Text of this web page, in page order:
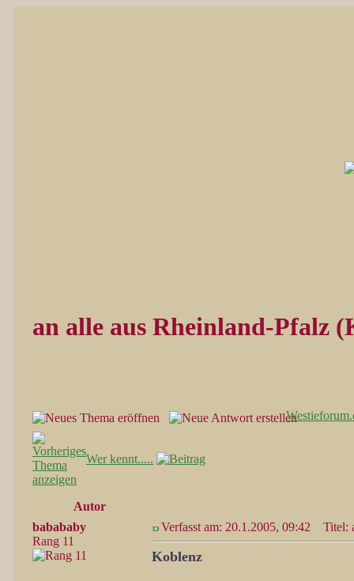
an alle aus Rheinland-Pfalz
Wer kennt.....
Autor
babababy
Rang 11
Verfasst am: 20.1.2005, 09:42 Titel:
Koblenz